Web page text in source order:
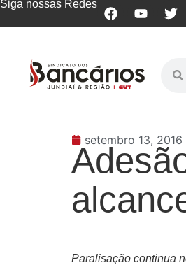
Siga nossas Redes
setembro 13, 2016
Paralisação continua